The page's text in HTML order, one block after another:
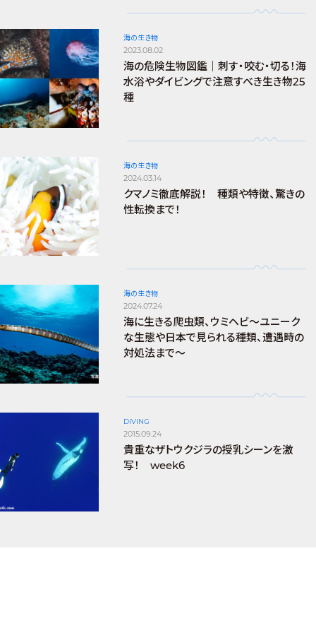
海の生き物
2023.08.02
海の危険生物図鑑｜刺す・咬む・切る！海
水浴やダイビングで注意すべき生き物25
種
海の生き物
2024.03.14
クマノミ徹底解説！ 種類や特徴、驚きの
性転換まで！
海の生き物
2024.07.24
海に生きる爬虫類、ウミヘビ～ユニーク
な生態や日本で見られる種類、遭遇時の
対処法まで～
DIVING
2015.09.24
貴重なザトウクジラの授乳シーンを激
写！ week6